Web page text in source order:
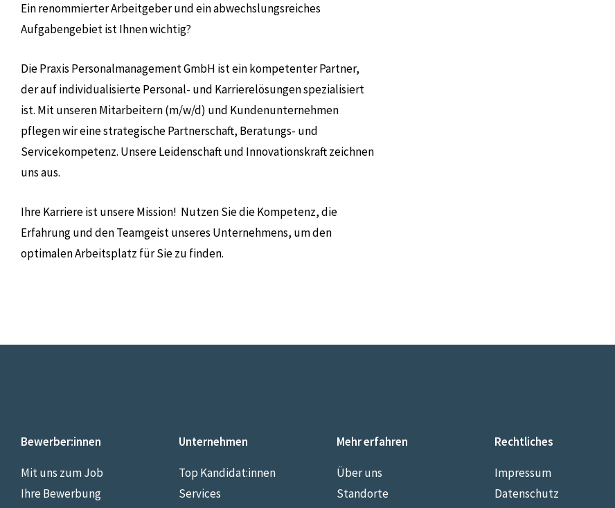
Ein renommierter Arbeitgeber und ein abwechslungsreiches
Aufgabengebiet ist Ihnen wichtig?
Die Praxis Personalmanagement GmbH ist ein kompetenter Partner,
der auf individualisierte Personal- und Karrierelösungen spezialisiert
ist. Mit unseren Mitarbeitern (m/w/d) und Kundenunternehmen
pflegen wir eine strategische Partnerschaft, Beratungs- und
Servicekompetenz. Unsere Leidenschaft und Innovationskraft zeichnen
uns aus.
Ihre Karriere ist unsere Mission! Nutzen Sie die Kompetenz, die
Erfahrung und den Teamgeist unseres Unternehmens, um den
optimalen Arbeitsplatz für Sie zu finden.
Bewerber:innen
Mit uns zum Job
Ihre Bewerbung
Unternehmen
Top Kandidat:innen
Services
Mehr erfahren
Über uns
Standorte
Rechtliches
Impressum
Datenschutz